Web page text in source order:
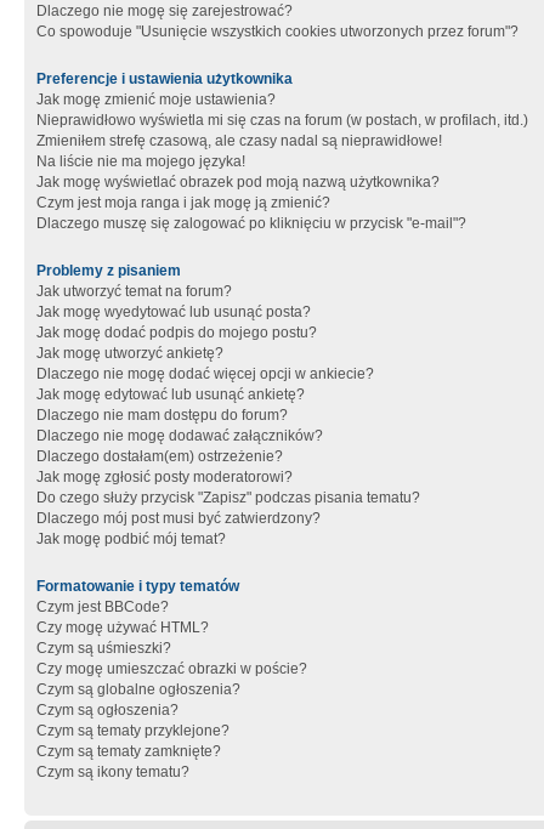
Dlaczego nie mogę się zarejestrować?
Co spowoduje "Usunięcie wszystkich cookies utworzonych przez forum"?
Preferencje i ustawienia użytkownika
Jak mogę zmienić moje ustawienia?
Nieprawidłowo wyświetla mi się czas na forum (w postach, w profilach, itd.)
Zmieniłem strefę czasową, ale czasy nadal są nieprawidłowe!
Na liście nie ma mojego języka!
Jak mogę wyświetlać obrazek pod moją nazwą użytkownika?
Czym jest moja ranga i jak mogę ją zmienić?
Dlaczego muszę się zalogować po kliknięciu w przycisk "e-mail"?
Problemy z pisaniem
Jak utworzyć temat na forum?
Jak mogę wyedytować lub usunąć posta?
Jak mogę dodać podpis do mojego postu?
Jak mogę utworzyć ankietę?
Dlaczego nie mogę dodać więcej opcji w ankiecie?
Jak mogę edytować lub usunąć ankietę?
Dlaczego nie mam dostępu do forum?
Dlaczego nie mogę dodawać załączników?
Dlaczego dostałam(em) ostrzeżenie?
Jak mogę zgłosić posty moderatorowi?
Do czego służy przycisk "Zapisz" podczas pisania tematu?
Dlaczego mój post musi być zatwierdzony?
Jak mogę podbić mój temat?
Formatowanie i typy tematów
Czym jest BBCode?
Czy mogę używać HTML?
Czym są uśmieszki?
Czy mogę umieszczać obrazki w poście?
Czym są globalne ogłoszenia?
Czym są ogłoszenia?
Czym są tematy przyklejone?
Czym są tematy zamknięte?
Czym są ikony tematu?